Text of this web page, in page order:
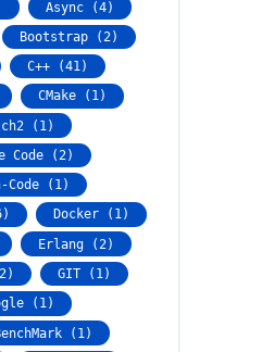
Async (4)
Bootstrap (2)
C++ (41)
CMake (1)
(1)
Code (2)
Code (1)
Docker (1)
Erlang (2)
GIT (1)
(1)
(1)